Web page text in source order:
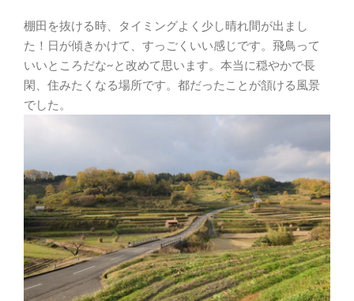
棚田を抜ける時、タイミングよく少し晴れ間が出まし
た！日が傾きかけて、すっごくいい感じです。飛鳥って
いいところだな~と改めて思います。本当に穏やかで長
閑、住みたくなる場所です。都だったことが頷ける風景
でした。